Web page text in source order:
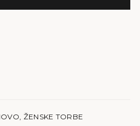
, ŽENSKE TORBE